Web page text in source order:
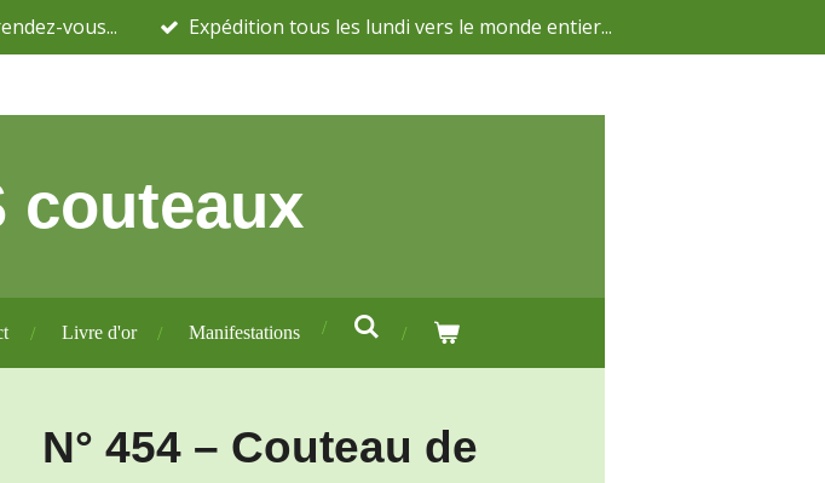
vous... Expédition tous les lundi vers le monde entier...
couteaux
Livre d'or Manifestations
N° 454 – Couteau de